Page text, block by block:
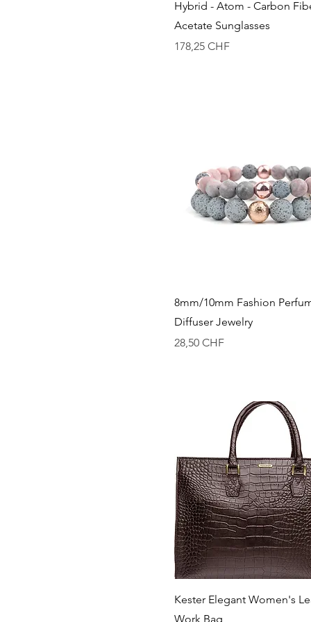
Schnellansicht
Hybrid - Atom - Carbon
Acetate Sunglasses
Preis
178,25 CHF
Schnellansicht
8mm/10mm Fashion
Diffuser Jewelry
Preis
28,50 CHF
Schnellansicht
Kester Elegant Women's
Work Bag